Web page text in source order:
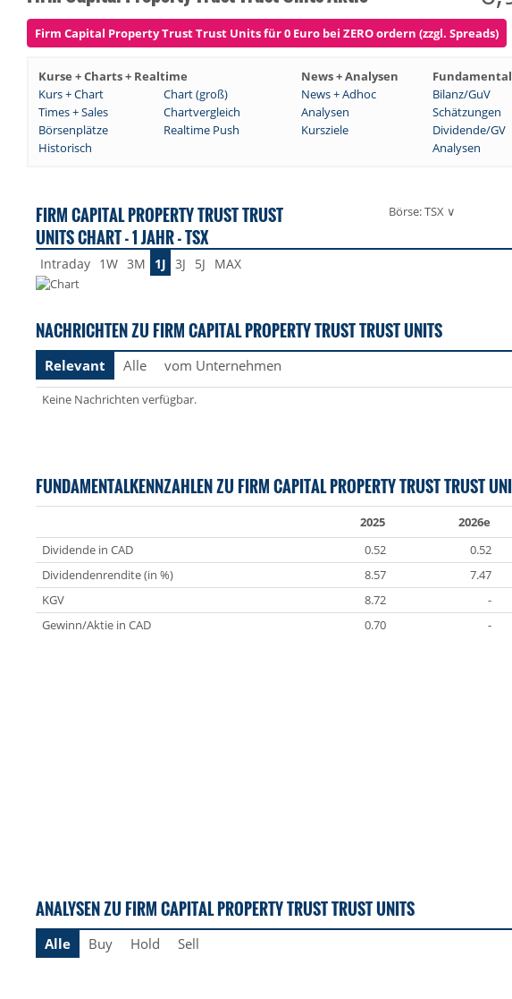
Firm Capital Property Trust Trust Units für 0 Euro bei ZERO ordern (zzgl. Spreads)
Kurse + Charts + Realtime News + Analysen Fundamental
Kurs + Chart
Chart (groß) News + Adhoc Bilanz/GuV
Times + Sales
Chartvergleich Analysen Schätzungen
Börsenplätze
Realtime Push Kursziele Dividende/GV
Historisch
Analysen
FIRM CAPITAL PROPERTY TRUST TRUST
UNITS CHART - 1 JAHR - TSX
Börse: TSX ∨
Intraday 1W 3M 1J 3J 5J MAX
NACHRICHTEN ZU FIRM CAPITAL PROPERTY TRUST TRUST UNITS
Relevant Alle vom Unternehmen
Keine Nachrichten verfügbar.
FUNDAMENTALKENNZAHLEN ZU FIRM CAPITAL PROPERTY TRUST TRUST
2025 2026e
Dividende in CAD
0.52 0.52
Dividendenrendite (in %)
8.57 7.47
KGV
8.72 -
Gewinn/Aktie in CAD
0.70 -
ANALYSEN ZU FIRM CAPITAL PROPERTY TRUST TRUST UNITS
Alle Buy Hold Sell